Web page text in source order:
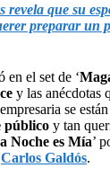
revela que su
preparar un
en el set de ‘
y las anécdotas
se
público y tan
Noche es Mía’
Carlos Galdós.